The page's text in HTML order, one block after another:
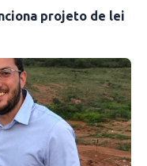
projeto de lei